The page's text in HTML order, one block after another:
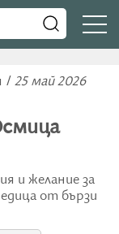
/ 25 май 2026
и желание за
от бързи